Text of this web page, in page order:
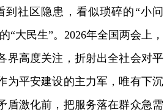
社区隐患，看似琐碎的“小问
“大民生”。2026年全国两会上，
界高度关注，折射出全社会对平
为平安建设的主力军，唯有下沉
盾激化前，把服务落在群众急需